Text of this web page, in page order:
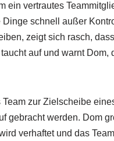
vertrautes
schnell außer
zeigt sich rasch,
auf und warnt Dom,
zur Zielscheibe
gebracht werden. Dom
verhaftet und das